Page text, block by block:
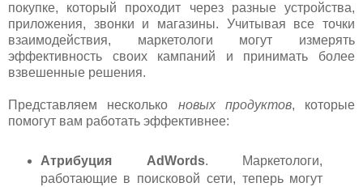
покупке, который проходит через разные устройства,
приложения, звонки и магазины. Учитывая все точки
взаимодействия, маркетологи могут измерять
эффективность своих кампаний и принимать более
взвешенные решения.
Представляем несколько новых продуктов, которые
помогут вам работать эффективнее:
Атрибуция AdWords. Маркетологи,
работающие в поисковой сети, теперь могут